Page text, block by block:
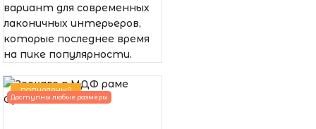
вариант для современных
лаконичных интерьеров,
которые последнее время
на пике популярности.
ПОПУЛЯРНЫЙ
Доступны любые размеры